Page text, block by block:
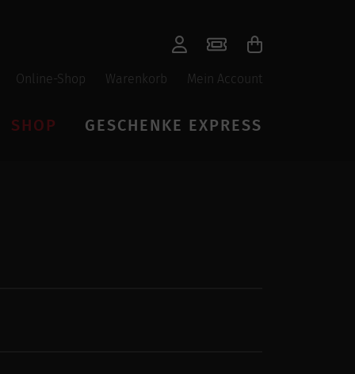
Online-Shop Warenkorb Mein Account
SHOP GESCHENKE EXPRESS